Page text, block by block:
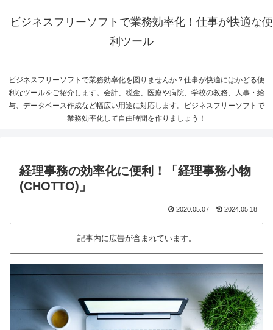
ビジネスフリーソフトで業務効率化！仕事が快適な便
利ツール
ビジネスフリーソフトで業務効率化を図りませんか？仕事が快適にはかどる便
利なツールをご紹介します。会計、税金、医療や病院、学校の教務、人事・給
与、データベース作成など幅広い用途に対応します。ビジネスフリーソフトで
業務効率化して自由時間を作りましょう！
経理事務の効率化に便利！「経理事務小物
(CHOTTO)」
2020.05.07 2024.05.18
記事内に広告が含まれています。